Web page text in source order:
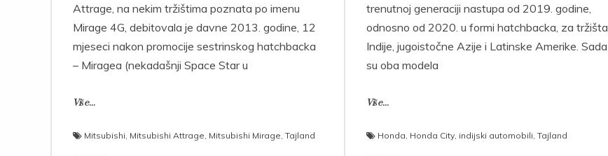
Attrage, na nekim tržištima poznata po imenu
Mirage 4G, debitovala je davne 2013. godine, 12
mjeseci nakon promocije sestrinskog hatchbacka
– Miragea (nekadašnji Space Star u
Više...
Mitsubishi Mitsubishi Attrage Mitsubishi Mirage Tajland
trenutnoj generaciji nastupa od 2019. godine,
odnosno od 2020. u formi hatchbacka, za tržišta
Indije, jugoistočne Azije i Latinske Amerike. Sada
su oba modela
Više...
Honda Honda City indijski automobili ,Tajland